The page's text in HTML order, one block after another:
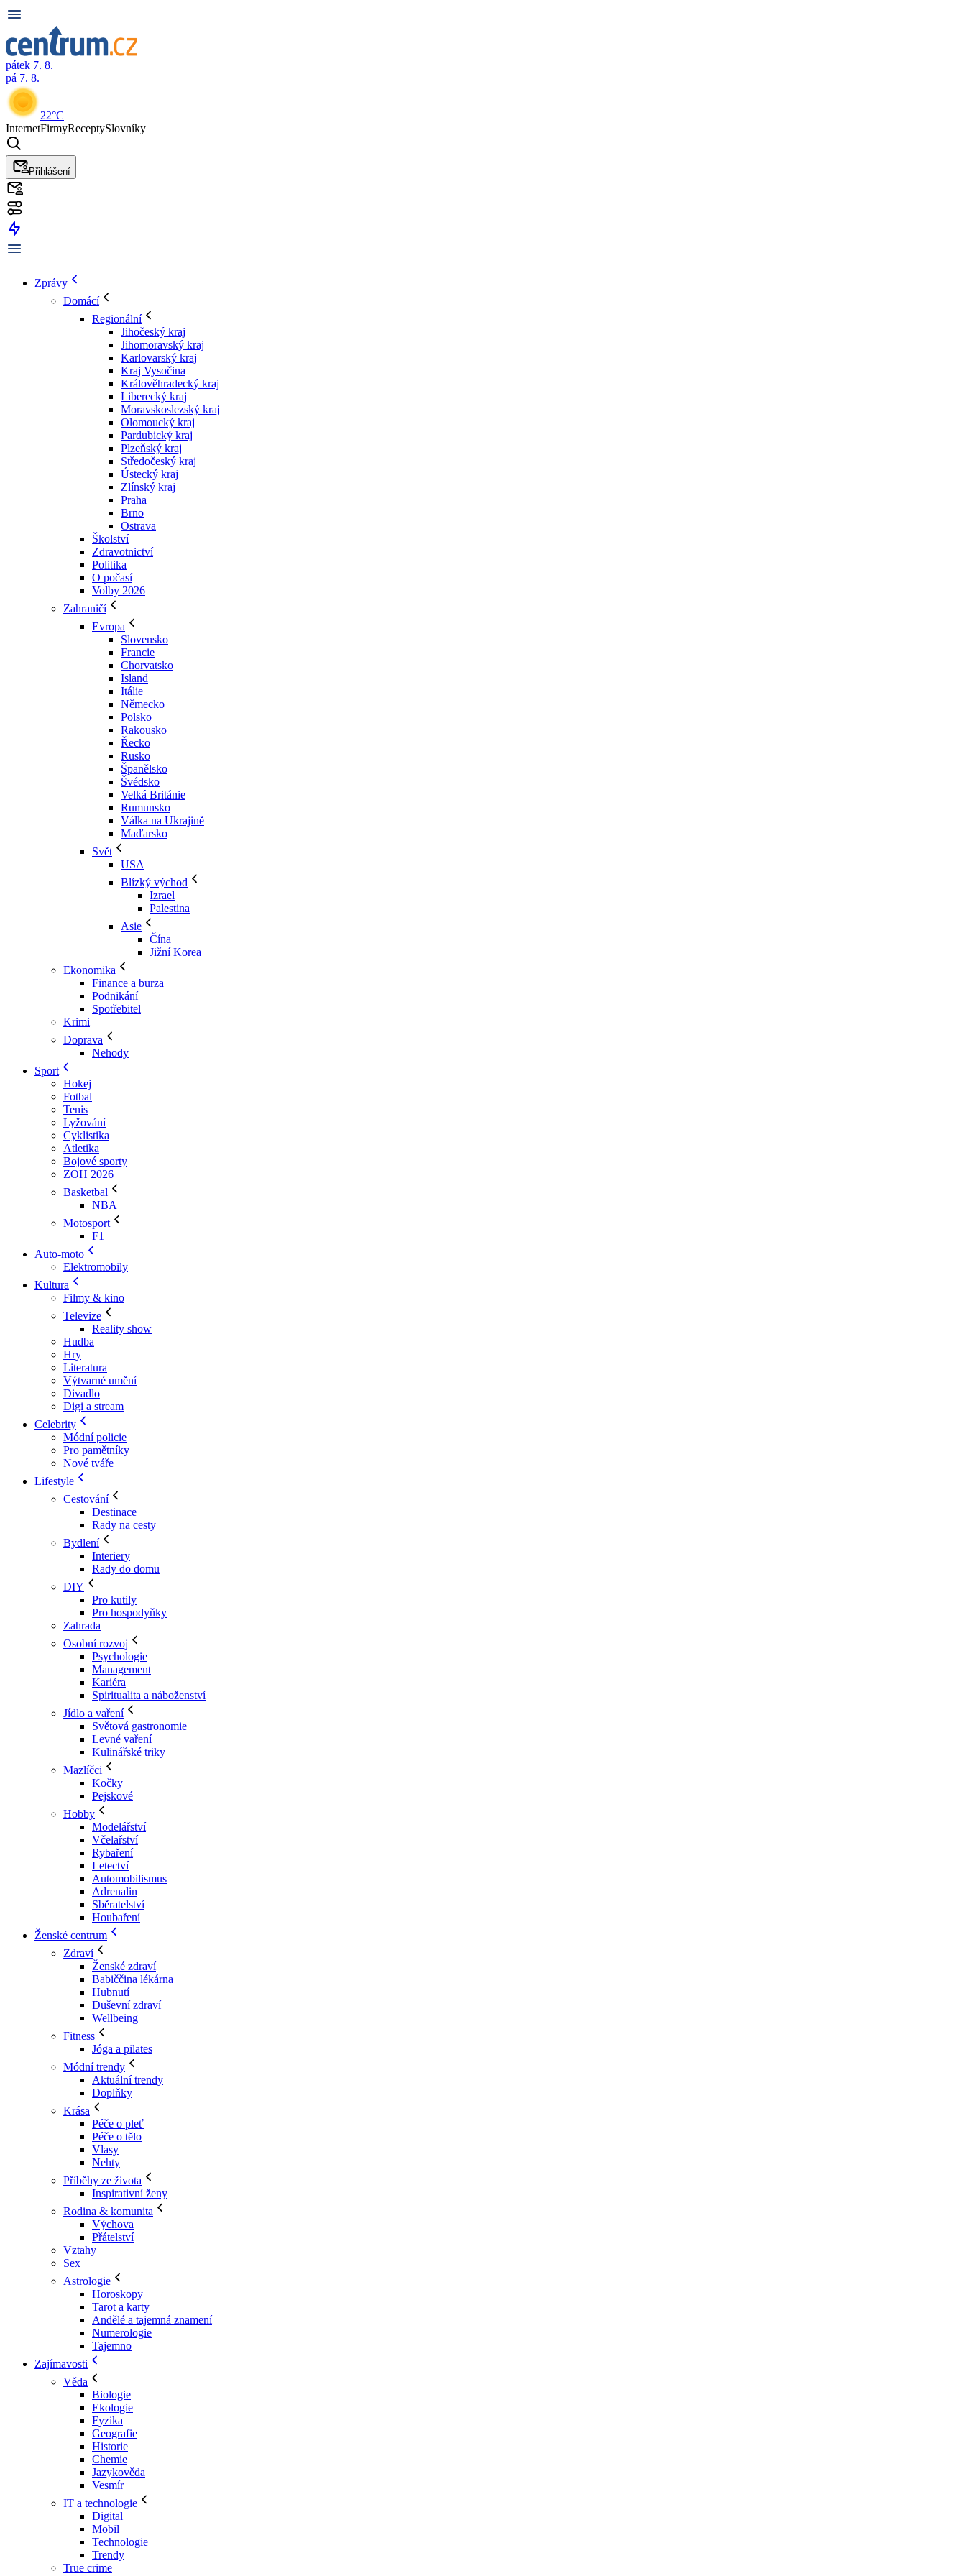
pátek 7. 8.
pá 7. 8.
22°C
InternetFirmyReceptySlovníky
Přihlášení
Zprávy
Domácí
Regionální
Jihočeský kraj
Jihomoravský kraj
Karlovarský kraj
Kraj Vysočina
Králověhradecký kraj
Liberecký kraj
Moravskoslezský kraj
Olomoucký kraj
Pardubický kraj
Plzeňský kraj
Středočeský kraj
Ústecký kraj
Zlínský kraj
Praha
Brno
Ostrava
Školství
Zdravotnictví
Politika
O počasí
Volby 2026
Zahraničí
Evropa
Slovensko
Francie
Chorvatsko
Island
Itálie
Německo
Polsko
Rakousko
Řecko
Rusko
Španělsko
Švédsko
Velká Británie
Rumunsko
Válka na Ukrajině
Maďarsko
Svět
USA
Blízký východ
Izrael
Palestina
Asie
Čína
Jižní Korea
Ekonomika
Finance a burza
Podnikání
Spotřebitel
Krimi
Doprava
Nehody
Sport
Hokej
Fotbal
Tenis
Lyžování
Cyklistika
Atletika
Bojové sporty
ZOH 2026
Basketbal
NBA
Motosport
F1
Auto-moto
Elektromobily
Kultura
Filmy & kino
Televize
Reality show
Hudba
Hry
Literatura
Výtvarné umění
Divadlo
Digi a stream
Celebrity
Módní policie
Pro pamětníky
Nové tváře
Lifestyle
Cestování
Destinace
Rady na cesty
Bydlení
Interiery
Rady do domu
DIY
Pro kutily
Pro hospodyňky
Zahrada
Osobní rozvoj
Psychologie
Management
Kariéra
Spiritualita a náboženství
Jídlo a vaření
Světová gastronomie
Levné vaření
Kulinářské triky
Mazlíčci
Kočky
Pejskové
Hobby
Modelářství
Včelařství
Rybaření
Letectví
Automobilismus
Adrenalin
Sběratelství
Houbaření
Ženské centrum
Zdraví
Ženské zdraví
Babiččina lékárna
Hubnutí
Duševní zdraví
Wellbeing
Fitness
Jóga a pilates
Módní trendy
Aktuální trendy
Doplňky
Krása
Péče o pleť
Péče o tělo
Vlasy
Nehty
Příběhy ze života
Inspirativní ženy
Rodina & komunita
Výchova
Přátelství
Vztahy
Sex
Astrologie
Horoskopy
Tarot a karty
Andělé a tajemná znamení
Numerologie
Tajemno
Zajímavosti
Věda
Biologie
Ekologie
Fyzika
Geografie
Historie
Chemie
Jazykověda
Vesmír
IT a technologie
Digital
Mobil
Technologie
Trendy
True crime